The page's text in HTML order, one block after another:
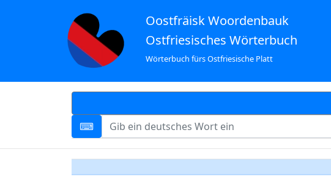
Oostfräisk Woordenbauk
Ostfriesisches Wörterbuch
Wörterbuch fürs Ostfriesische Platt